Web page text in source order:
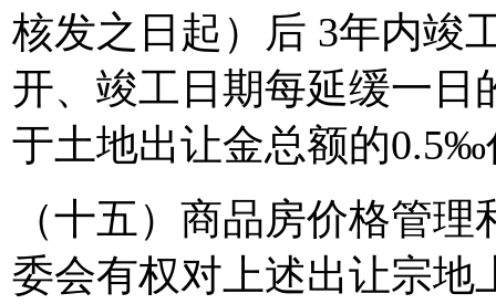
核发之日起）后 3年内竣
开、竣工日期每延缓一日
于土地出让金总额的0.5‰
（十五）商品房价格管
委会有权对上述出让宗地